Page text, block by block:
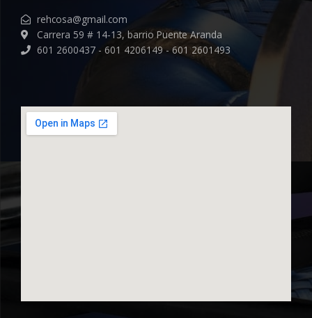
rehcosa@gmail.com
Carrera 59 # 14-13, barrio Puente Aranda
601 2600437 - 601 4206149 - 601 2601493